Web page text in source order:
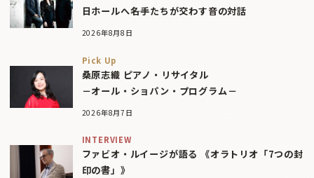
日ホールへ――名手たちが交わす音の対話
2026年8月8日
Pick Up
桑原志織 ピアノ・リサイタル
－オール・ショパン・プログラム－
2026年8月7日
INTERVIEW
ファビオ・ルイージが語る 《オラトリオ「7つの封
印の書」》